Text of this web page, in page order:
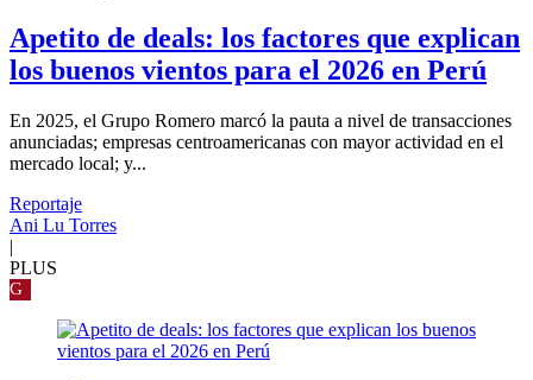
Apetito de deals: los factores que explican
los buenos vientos para el 2026 en Perú
En 2025, el Grupo Romero marcó la pauta a nivel de transacciones
anunciadas; empresas centroamericanas con mayor actividad en el
mercado local; y...
Reportaje
Ani Lu Torres
|
PLUS
G